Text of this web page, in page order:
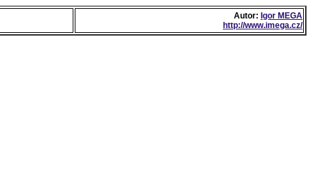
Autor: Igor MEGA
http://www.imega.cz/